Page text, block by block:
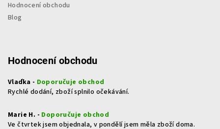
Hodnocení obchodu
Blog
Hodnocení obchodu
Vlaďka - Doporučuje obchod
Rychlé dodání, zboží splnilo očekávání.
Marie H. - Doporučuje obchod
Ve čtvrtek jsem objednala, v pondělí jsem měla zboží doma.